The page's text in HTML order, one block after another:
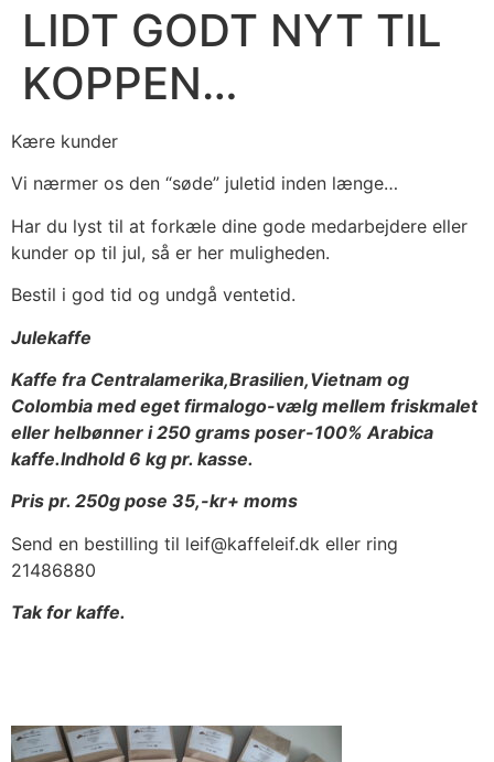
LIDT GODT NYT TIL
KOPPEN…
Kære kunder
Vi nærmer os den “søde” juletid inden længe…
Har du lyst til at forkæle dine gode medarbejdere eller
kunder op til jul, så er her muligheden.
Bestil i god tid og undgå ventetid.
Julekaffe
Kaffe fra Centralamerika,Brasilien,Vietnam og
Colombia med eget firmalogo-vælg mellem friskmalet
eller helbønner i 250 grams poser-100% Arabica
kaffe.Indhold 6 kg pr. kasse.
Pris pr. 250g pose 35,-kr+ moms
Send en bestilling til leif@kaffeleif.dk eller ring
21486880
Tak for kaffe.